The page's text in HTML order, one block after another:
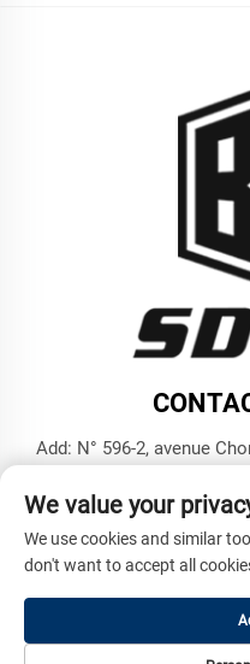
Add: N° 596-2, avenue
Tél. :+86-17853787374
Courriel :[email protected]
Droits d'auteur ©
Co., Ltd. Tous droits
We value your
We use cookies and similar
don't want to accept all